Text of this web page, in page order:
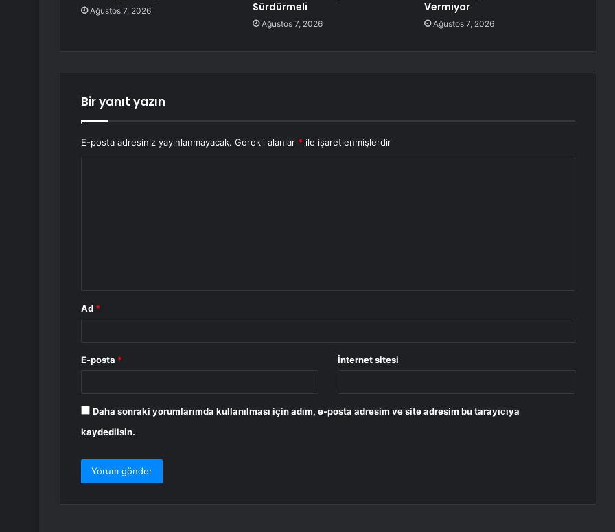
Ağustos 7, 2026
Sürdürmeli
Ağustos 7, 2026
Vermiyor
Ağustos 7, 2026
Bir yanıt yazın
E-posta adresiniz yayınlanmayacak. Gerekli alanlar * ile işaretlenmişlerdir
Ad *
E-posta * İnternet sitesi
Daha sonraki yorumlarımda kullanılması için adım, e-posta adresim ve site adresim bu tarayıcıya
kaydedilsin.